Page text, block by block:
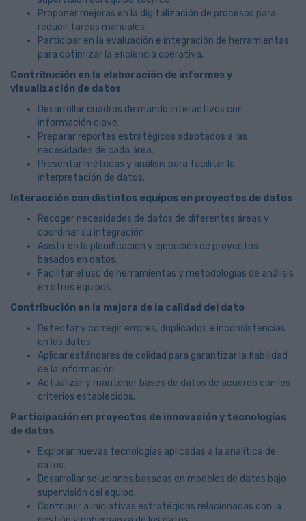
Proponer mejoras en la digitalización de procesos para
reducir tareas manuales.
Participar en la evaluación e integración de herramientas
para optimizar la eficiencia operativa.
Contribución en la elaboración de informes y
visualización de datos
Desarrollar cuadros de mando interactivos con
información clave.
Preparar reportes estratégicos adaptados a las
necesidades de cada área.
Presentar métricas y análisis para facilitar la
interpretación de datos.
Interacción con distintos equipos en proyectos de datos
Recoger necesidades de datos de diferentes áreas y
coordinar su integración.
Asistir en la planificación y ejecución de proyectos
basados en datos.
Facilitar el uso de herramientas y metodologías de análisis
en otros equipos.
Contribución en la mejora de la calidad del dato
Detectar y corregir errores, duplicados e inconsistencias
en los datos.
Aplicar estándares de calidad para garantizar la fiabilidad
de la información.
Actualizar y mantener bases de datos de acuerdo con los
criterios establecidos.
Participación en proyectos de innovación y tecnologías
de datos
Explorar nuevas tecnologías aplicadas a la analítica de
datos.
Desarrollar soluciones basadas en modelos de datos bajo
supervisión del equipo.
Contribuir a iniciativas estratégicas relacionadas con la